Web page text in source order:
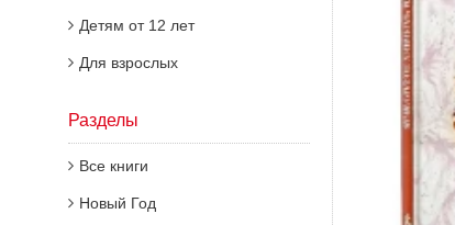
Детям от 12 лет
Для взрослых
Разделы
Все книги
Новый Год